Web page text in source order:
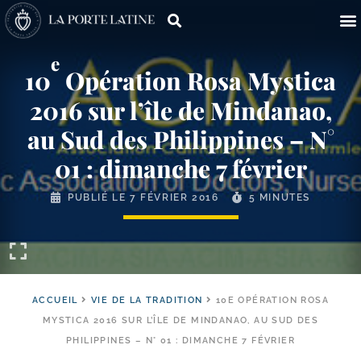
10
e
Opération Rosa Mystica
2016 sur l’île de Mindanao,
au Sud des Philippines – N°
01 : dimanche 7 février
PUBLIÉ LE7 FÉVRIER 2016 5 MINUTES
ACCUEIL VIE DE LA TRADITION
10E OPÉRATION ROSA
MYSTICA 2016 SUR L’ÎLE DE MINDANAO, AU SUD DES
PHILIPPINES – N° 01 : DIMANCHE 7 FÉVRIER